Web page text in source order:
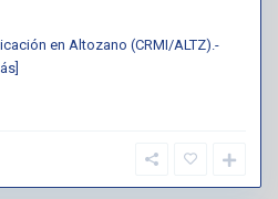
en Altozano (CRMI/ALTZ).-